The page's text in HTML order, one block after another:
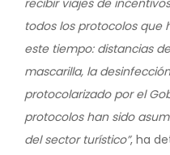
todos los protocolos que
este tiempo: distancias
mascarilla, la
protocolarizado por el
protocolos han sido
del sector turístico”, ha